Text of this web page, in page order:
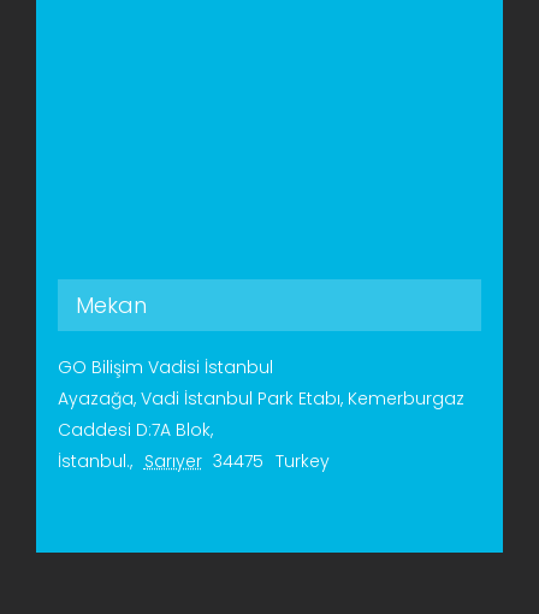
Mekan
GO Bilişim Vadisi İstanbul
Ayazağa, Vadi İstanbul Park Etabı, Kemerburgaz
Caddesi D:7A Blok,
İstanbul., Sarıyer 34475 Turkey